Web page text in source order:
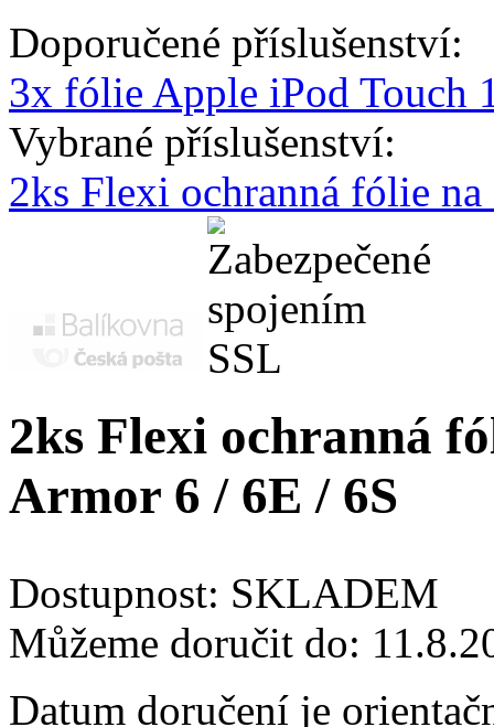
Doporučené příslušenství:
3x fólie Apple iPod Touch
Vybrané příslušenství:
2ks Flexi ochranná fólie
2ks Flexi ochranná
Armor 6 / 6E / 6S
Dostupnost: SKLADEM
Můžeme doručit do:
Datum doručení je